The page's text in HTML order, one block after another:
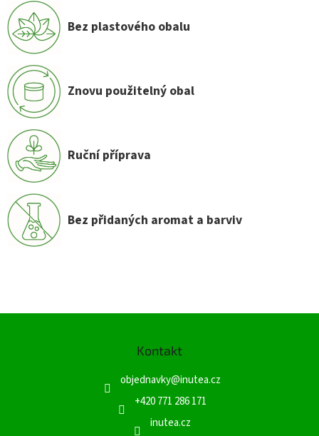
Bez plastového obalu
Znovu použitelný obal
Ruční příprava
Bez přidaných aromat a barviv
Kontakt
objednavky@inutea.cz
+420 771 286 171
inutea.cz